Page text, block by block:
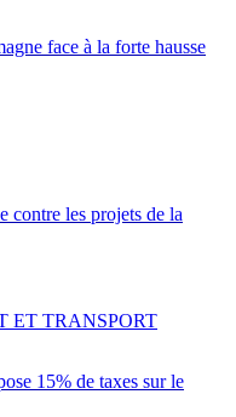
face à la forte hausse
contre les projets de la
15% de taxes sur le
ET TRANSPORT